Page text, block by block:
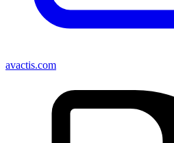
avactis.com